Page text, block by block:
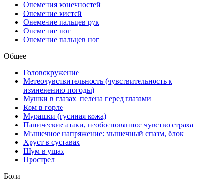
Онемения конечностей
Онемение кистей
Онемение пальцев рук
Онемение ног
Онемение пальцев ног
Общее
Головокружение
Метеочувствительность (чувствительность к
измненению погоды)
Мушки в глазах, пелена перед глазами
Ком в горле
Мурашки (гусиная кожа)
Панические атаки, необоснованное чувство страха
Мышечное напряжение: мышечный спазм, блок
Хруст в суставах
Шум в ушах
Прострел
Боли